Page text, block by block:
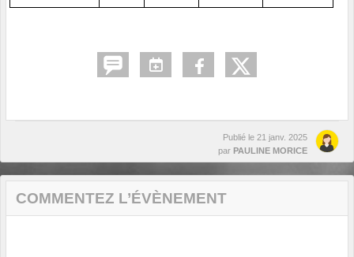
Publié le 21 janv. 2025
par PAULINE MORICE
COMMENTEZ L’ÉVÈNEMENT